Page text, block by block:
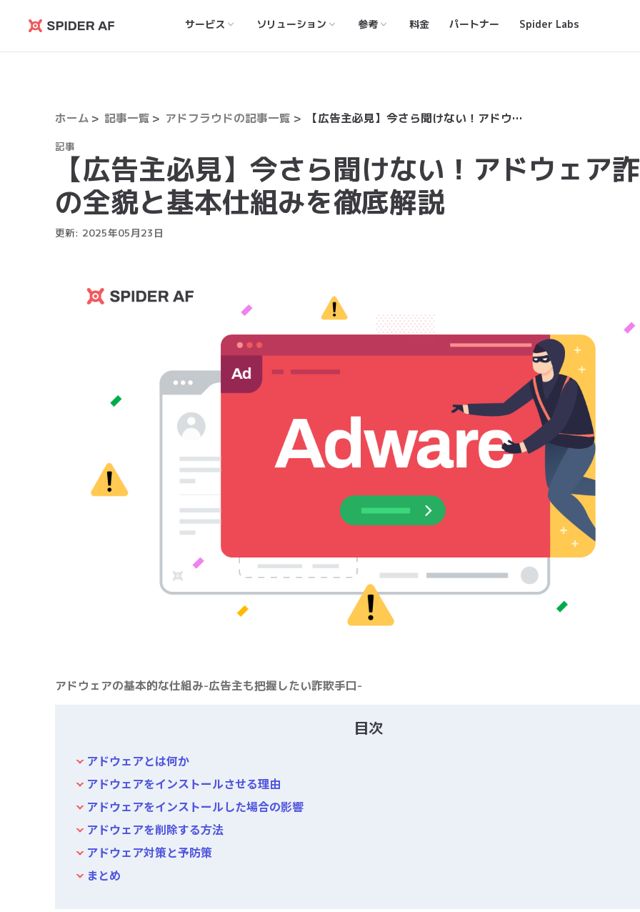
Spider
サービス ソリューション 参考 料金 パートナー Spider Labs
ホーム 記事一覧 アドフラウドの記事一覧 【広告主必見】今さら聞けない！アドウェア詐欺の全貌と基本仕組みを徹底解説
記事
【広告主必見】今さら聞けない！アドウェア
の全貌と基本仕組みを徹底解説
更新: 2025年05月23 日
アドウェアの基本的な仕組み-広告主も把握したい詐欺手口-
目次
アドウェアとは何か
アドウェアをインストールさせる理由
アドウェアをインストールした場合の影響
アドウェアを削除する方法
アドウェア対策と予防策
まとめ